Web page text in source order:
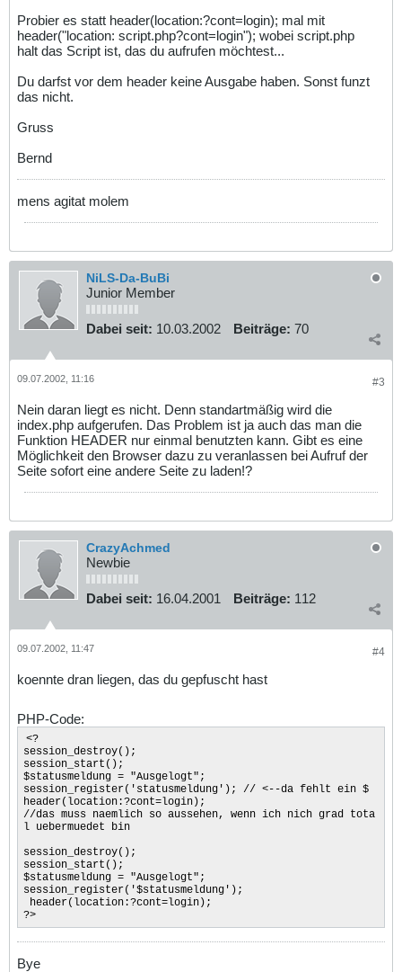
Probier es statt header(location:?cont=login); mal mit
header("location: script.php?cont=login"); wobei script.php
halt das Script ist, das du aufrufen möchtest...
Du darfst vor dem header keine Ausgabe haben. Sonst funzt
das nicht.
Gruss
Bernd
mens agitat molem
NiLS-Da-BuBi
Junior Member
Dabei seit: 10.03.2002 Beiträge: 70
#3
09.07.2002, 11:16
Nein daran liegt es nicht. Denn standartmäßig wird die
index.php aufgerufen. Das Problem ist ja auch das man die
Funktion HEADER nur einmal benutzten kann. Gibt es eine
Möglichkeit den Browser dazu zu veranlassen bei Aufruf der
Seite sofort eine andere Seite zu laden!?
CrazyAchmed
Newbie
Dabei seit: 16.04.2001 Beiträge: 112
#4
09.07.2002, 11:47
koennte dran liegen, das du gepfuscht hast
PHP-Code:
<?
session_destroy();
session_start();
$statusmeldung = "Ausgelogt";
session_register('statusmeldung'); // <--da fehlt ein $
header(location:?cont=login);
//das muss naemlich so aussehen, wenn ich nich grad tota
l uebermuedet bin
session_destroy();
session_start();
$statusmeldung = "Ausgelogt";
session_register('$statusmeldung');
header(location:?cont=login);
?>
Bye